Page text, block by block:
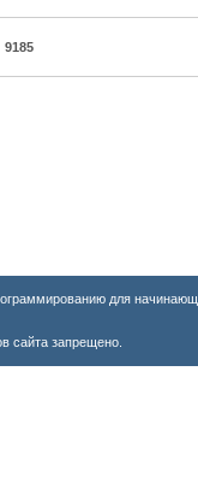
9185
для
сайта запрещено.